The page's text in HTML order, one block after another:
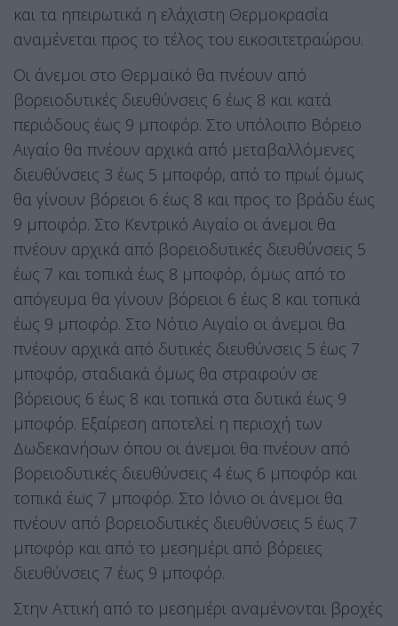
και τα ηπειρωτικά η ελάχιστη Θερμοκρασία
αναμένεται προς το τέλος του εικοσιτετραώρου.
Οι άνεμοι στο Θερμαϊκό θα πνέουν από
βορειοδυτικές διευθύνσεις 6 έως 8 και κατά
περιόδους έως 9 μποφόρ. Στο υπόλοιπο Βόρειο
Αιγαίο θα πνέουν αρχικά από μεταβαλλόμενες
διευθύνσεις 3 έως 5 μποφόρ, από το πρωί όμως
θα γίνουν βόρειοι 6 έως 8 και προς το βράδυ έως
9 μποφόρ. Στο Κεντρικό Αιγαίο οι άνεμοι θα
πνέουν αρχικά από βορειοδυτικές διευθύνσεις 5
έως 7 και τοπικά έως 8 μποφόρ, όμως από το
απόγευμα θα γίνουν βόρειοι 6 έως 8 και τοπικά
έως 9 μποφόρ. Στο Νότιο Αιγαίο οι άνεμοι θα
πνέουν αρχικά από δυτικές διευθύνσεις 5 έως 7
μποφόρ, σταδιακά όμως θα στραφούν σε
βόρειους 6 έως 8 και τοπικά στα δυτικά έως 9
μποφόρ. Εξαίρεση αποτελεί η περιοχή των
Δωδεκανήσων όπου οι άνεμοι θα πνέουν από
βορειοδυτικές διευθύνσεις 4 έως 6 μποφόρ και
τοπικά έως 7 μποφόρ. Στο Ιόνιο οι άνεμοι θα
πνέουν από βορειοδυτικές διευθύνσεις 5 έως 7
μποφόρ και από το μεσημέρι από βόρειες
διευθύνσεις 7 έως 9 μποφόρ.
Στην Αττική από το μεσημέρι αναμένονται βροχές